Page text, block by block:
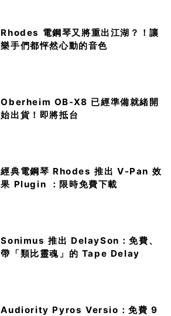
Rhodes 電鋼琴又將重出江湖？！讓
樂手們都怦然心動的音色
Oberheim OB-X8 已經準備就緒開
始出貨！即將抵台
經典電鋼琴 Rhodes 推出 V-Pan 效
果 Plugin ：限時免費下載
Sonimus 推出 DelaySon：免費、
帶「類比靈魂」的 Tape Delay
Audiority Pyros Versio：免費 9